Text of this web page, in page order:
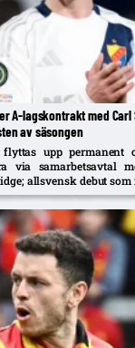
A-lagskontrakt med Carl
av säsongen
flyttas upp permanent
via samarbetsavtal
allsvensk debut